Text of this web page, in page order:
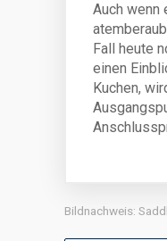
Auch wenn
Fall heute
einen
Kuchen,
Bildnachweis: